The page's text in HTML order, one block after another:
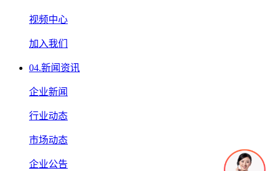
视频中心
加入我们
04.新闻资讯
企业新闻
行业动态
市场动态
企业公告